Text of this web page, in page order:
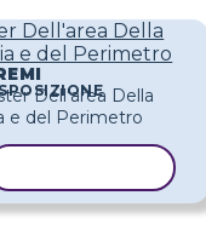
Dell'area Della
e del Perimetro